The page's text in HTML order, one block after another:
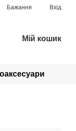
Бажання Вхід
Мій кошик